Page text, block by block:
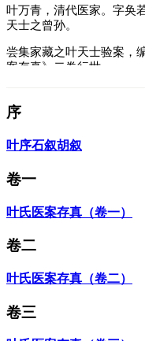
叶万青，清代医家。字奂
天士之曾孙。
尝集家藏之叶天士验案，
案存真》二卷行世。
序
叶序石叙胡叙
卷一
叶氏医案存真（卷一）
卷二
叶氏医案存真（卷二）
卷三